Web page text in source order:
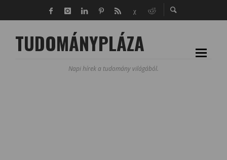
TUDOMÁNYPLÁZA
Napi hírek a tudomány világából.